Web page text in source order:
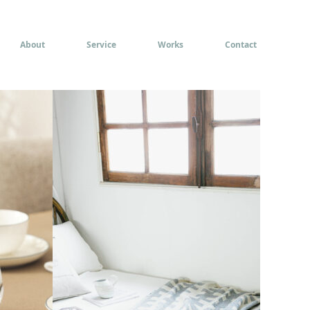
About Service Works Contact